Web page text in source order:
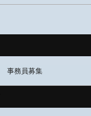
事務員募集